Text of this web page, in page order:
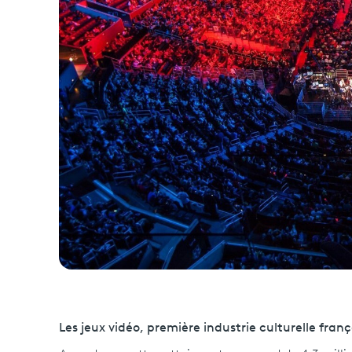
Les jeux vidéo, première industrie culturelle